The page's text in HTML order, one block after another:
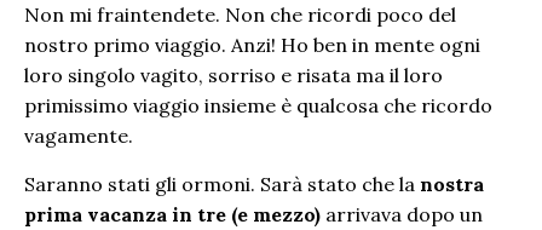
Non mi fraintendete. Non che ricordi poco del
nostro primo viaggio. Anzi! Ho ben in mente ogni
loro singolo vagito, sorriso e risata ma il loro
primissimo viaggio insieme è qualcosa che ricordo
vagamente.
Saranno stati gli ormoni. Sarà stato che la nostra
prima vacanza in tre (e mezzo) arrivava dopo un